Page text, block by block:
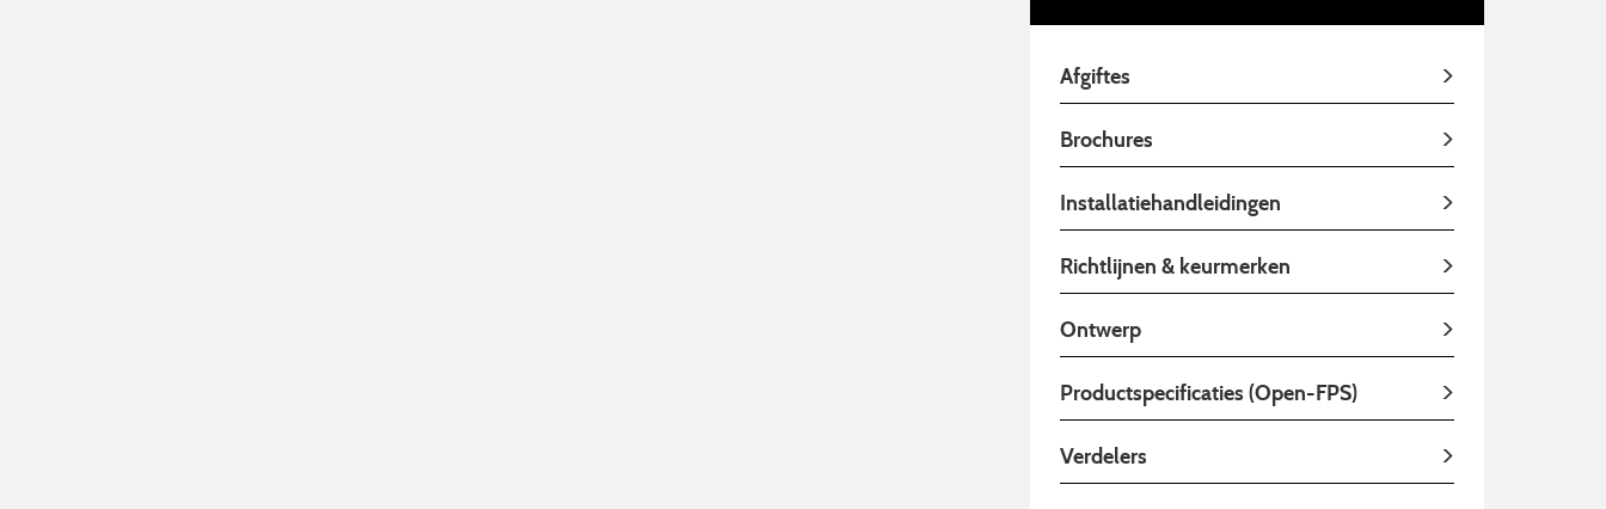
Afgiftes
Brochures
Installatiehandleidingen
Richtlijnen & keurmerken
Ontwerp
Productspecificaties (Open-FPS)
Verdelers